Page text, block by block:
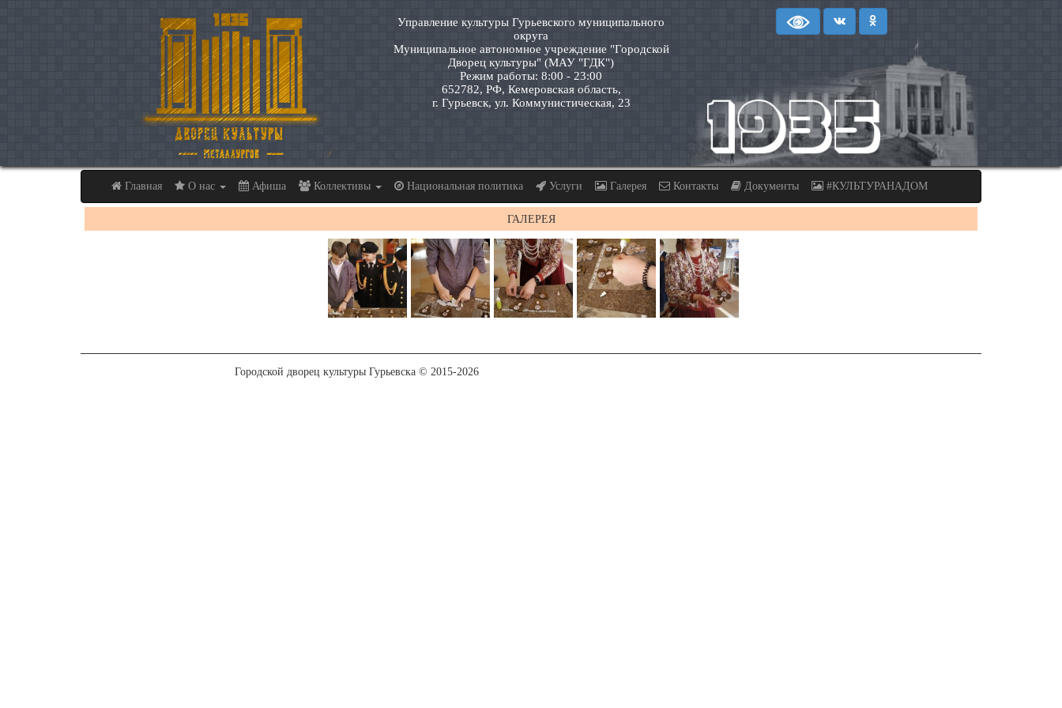
Управление культуры Гурьевского муниципального
округа
Муниципальное автономное учреждение "Городской
Дворец культуры" (МАУ "ГДК")
Режим работы: 8:00 - 23:00
652782, РФ, Кемеровская область,
г. Гурьевск, ул. Коммунистическая, 23
Главная О нас Афиша Коллективы Национальная политика Услуги Галерея Контакты Документы #КУЛЬТУРАНАДОМ
ГАЛЕРЕЯ
Городской дворец культуры Гурьевска © 2015-2026